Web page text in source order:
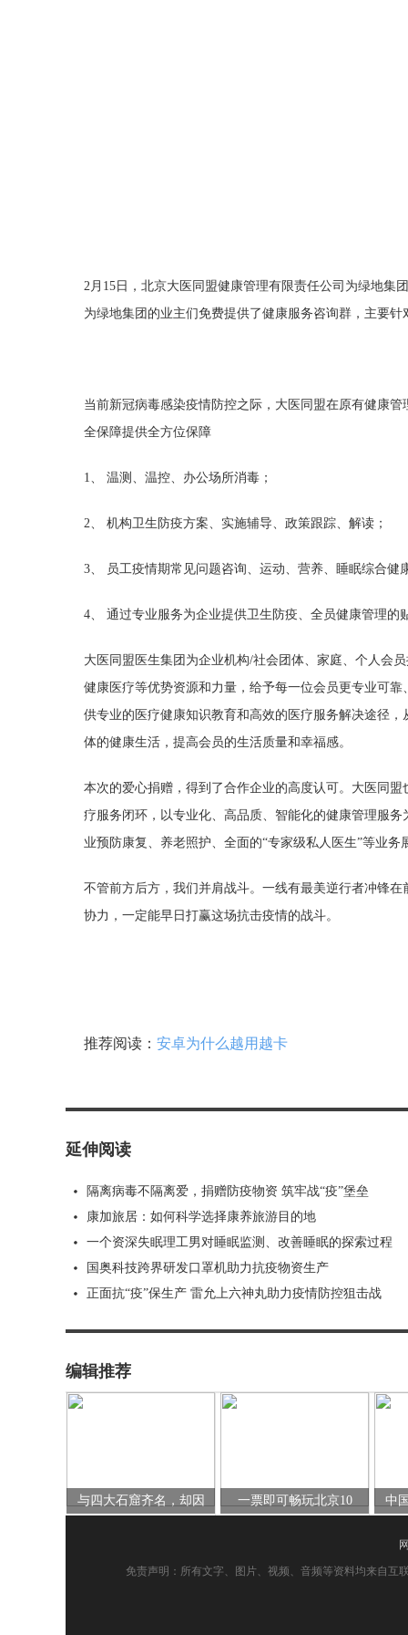
2月15日，北京大医同盟健康管理有限责任公司为绿地集
为绿地集团的业主们免费提供了健康服务咨询群，主要
当前新冠病毒感染疫情防控之际，大医同盟在原有健康
全保障提供全方位保障
1、 温测、温控、办公场所消毒；
2、 机构卫生防疫方案、实施辅导、政策跟踪、解读；
3、 员工疫情期常见问题咨询、运动、营养、睡眠综合
4、 通过专业服务为企业提供卫生防疫、全员健康管理的
大医同盟医生集团为企业机构/社会团体、家庭、个人会
健康医疗等优势资源和力量，给予每一位会员更专业可
供专业的医疗健康知识教育和高效的医疗服务解决途径
体的健康生活，提高会员的生活质量和幸福感。
本次的爱心捐赠，得到了合作企业的高度认可。大医同
疗服务闭环，以专业化、高品质、智能化的健康管理服
业预防康复、养老照护、全面的“专家级私人医生”等业
不管前方后方，我们并肩战斗。一线有最美逆行者冲锋
协力，一定能早日打赢这场抗击疫情的战斗。
推荐阅读： 安卓为什么越用越卡
延伸阅读
隔离病毒不隔离爱，捐赠防疫物资 筑牢战“疫”堡垒
康加旅居：如何科学选择康养旅游目的地
一个资深失眠理工男对睡眠监测、改善睡眠的探索过程
国奥科技跨界研发口罩机助力抗疫物资生产
正面抗“疫”保生产 雷允上六神丸助力疫情防控狙击战
编辑推荐
与四大石窟齐名，却因 一票即可畅玩北京10 中
免责声明：所有文字、图片、视频、音频等资料均来自